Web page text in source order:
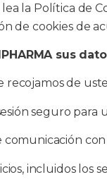
la Política de
de cookies de
sus
de
seguro para
comunicación
incluidos los